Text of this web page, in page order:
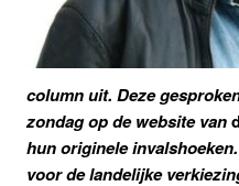
column uit. Deze
zondag op de website van
hun originele
voor de landelijke